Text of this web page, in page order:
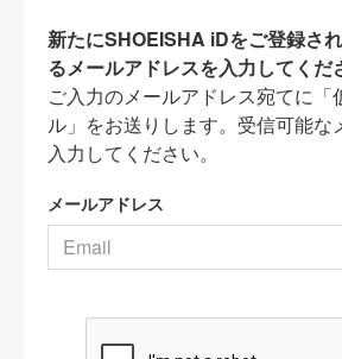
新たにSHOEISHA iDをご登録さ
るメールアドレスを入力してくだ
ご入力のメールアドレス宛てに「
ル」をお送りします。受信可能な
入力してください。
メールアドレス